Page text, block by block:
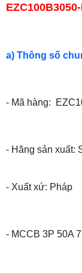
a) Thông số
- Mã hàng:
- Hãng sản xuất:
- Xuất xứ: Pháp
- MCCB 3P 50A